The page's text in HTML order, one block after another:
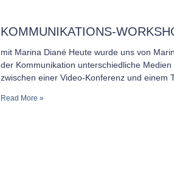
KOMMUNIKATIONS-
mit Marina Diané Heute wurde uns von
der Kommunikation unterschiedliche
zwischen einer Video-Konferenz und einem
Read More »